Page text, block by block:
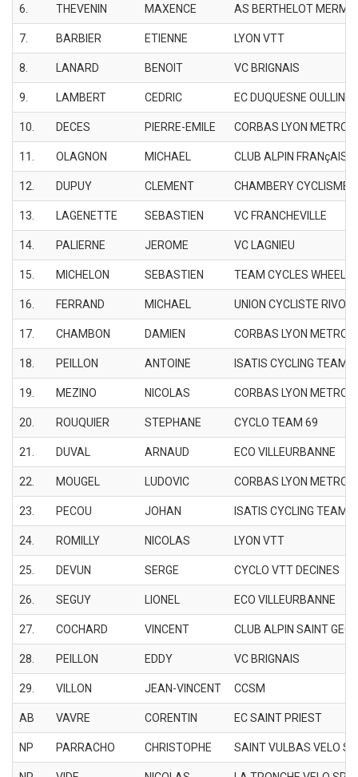
6. THEVENIN MAXENCE AS BERTHELOT
7. BARBIER ETIENNE LYON VTT
8. LANARD BENOIT VC BRIGNAIS
9. LAMBERT CEDRIC EC DUQUESNE OULLINS
10. DECES PIERRE-EMILE CORBAS LYON
11. OLAGNON MICHAEL CLUB ALPIN FRANçAIS
12. DUPUY CLEMENT CHAMBERY CYCLISME
13. LAGENETTE SEBASTIEN VC FRANCHEVILLE
14. PALIERNE JEROME VC LAGNIEU
15. MICHELON SEBASTIEN TEAM CYCLES WHEEL
16. FERRAND MICHAEL UNION CYCLISTE
17. CHAMBON DAMIEN CORBAS LYON
18. PEILLON ANTOINE ISATIS CYCLING TEAM
19. MEZINO NICOLAS CORBAS LYON
20. ROUQUIER STEPHANE CYCLO TEAM 69
21. DUVAL ARNAUD ECO VILLEURBANNE
22. MOUGEL LUDOVIC CORBAS LYON
23. PECOU JOHAN ISATIS CYCLING TEAM
24. ROMILLY NICOLAS LYON VTT
25. DEVUN SERGE CYCLO VTT DECINES
26. SEGUY LIONEL ECO VILLEURBANNE
27. COCHARD VINCENT CLUB ALPIN SAINT
28. PEILLON EDDY VC BRIGNAIS
29. VILLON JEAN-VINCENT CCSM
AB VAVRE CORENTIN EC SAINT PRIEST
NP PARRACHO CHRISTOPHE SAINT VULBAS VELO